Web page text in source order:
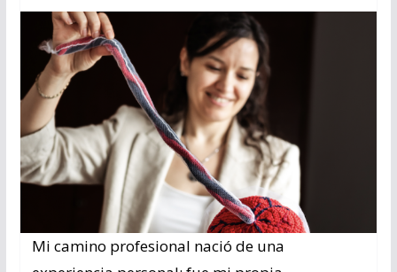
Mi camino profesional nació de una